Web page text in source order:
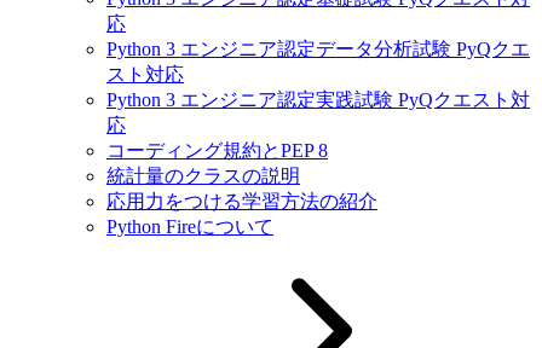
応
Python 3 エンジニア認定データ分析試験 PyQクエ
スト対応
Python 3 エンジニア認定実践試験 PyQクエスト対
応
コーディング規約とPEP 8
統計量のクラスの説明
応用力をつける学習方法の紹介
Python Fireについて